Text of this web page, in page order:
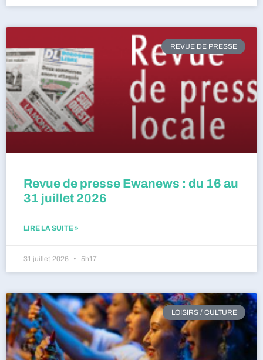
REVUE DE PRESSE
Revue de presse Ewanews : du 16 au
31 juillet 2026
LIRE LA SUITE »
31 juillet 2026 5h17
LOISIRS / CULTURE